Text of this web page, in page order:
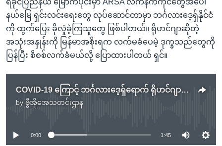
နယ်မြေ ရှင်းလင်းရေးတွေ လုပ်ဆောင်တာမှာ ဘင်္ဂလားဒေ့ရှ်နိုင်ငံ
ကို ထွက်ပြေး ခိုလှုံခဲ့ကြသူတွေ ဖြစ်ပါတယ်။ ရိုဟင်ဂျာဆိုတဲ့
အသုံးအနှုန်းကို မြန်မာအစိုးရက လက်မခံပေမဲ့ ဒုက္ခသည်တွေကို
ပြန်ပြီး စိစစ်လက်ခံမယ်လို့ ပြောထားပါတယ် ရှင်။
COVID-19 ကြောင့် ဘင်္ဂလားဒေ့ရှ်ရောက် ရိုဟင်ဂျာဒုက္ခသည်တစ်ဦးသေဆုံး
by ဗွီအိုအေသတင်းဌာန
No media source currently available
0:00 1:45